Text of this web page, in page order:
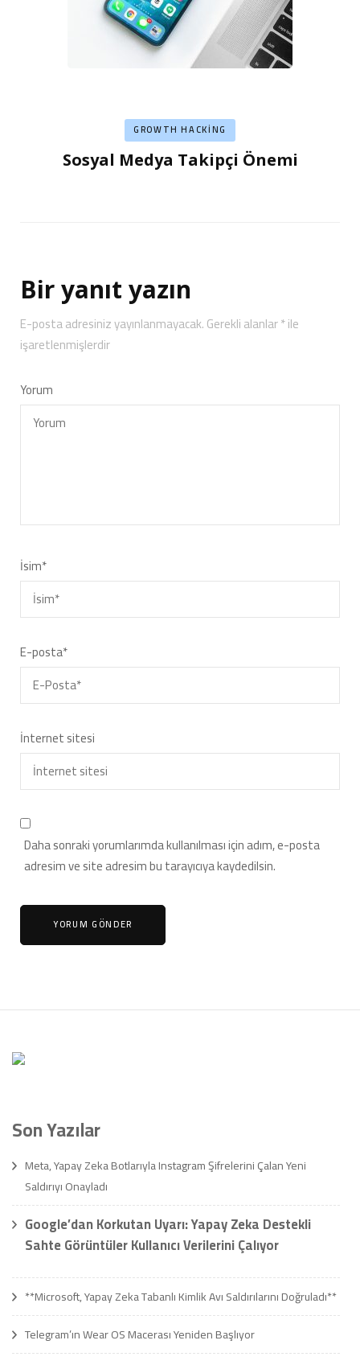
GROWTH HACKING
Sosyal Medya Takipçi Önemi
Bir yanıt yazın
E-posta adresiniz yayınlanmayacak.Gerekli alanlar*ile
işaretlenmişlerdir
Yorum
İsim*
E-posta*
İnternet sitesi
Daha sonraki yorumlarımda kullanılması için adım, e-posta
adresim ve site adresim bu tarayıcıya kaydedilsin.
Son Yazılar
Meta, Yapay Zeka Botlarıyla Instagram Şifrelerini Çalan Yeni
Saldırıyı Onayladı
Google’dan Korkutan Uyarı: Yapay Zeka Destekli
Sahte Görüntüler Kullanıcı Verilerini Çalıyor
**Microsoft, Yapay Zeka Tabanlı Kimlik Avı Saldırılarını Doğruladı**
Telegram’ın Wear OS Macerası Yeniden Başlıyor